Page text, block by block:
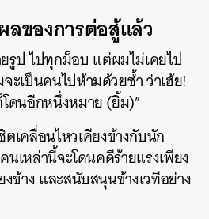
ลของการต่อสู้แล้ว
รูป ไปทุกม็อบ แต่ผมไม่เคยไป
ะเป็นคนไปห้ามด้วยซ้ำ ว่าเฮ้ย!
ดนอีกหนึ่งหมาย (ยิ้ม)”
เคลื่อนไหวเคียงข้างกับนัก
นเหล่านี้จะโดนคดีร้ายแรงเพียง
ข้าง และสนับสนุนข้างเวทีอย่าง